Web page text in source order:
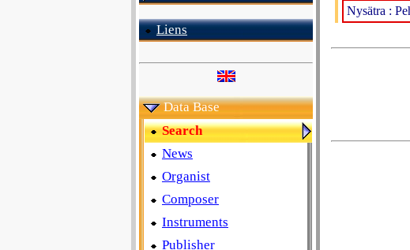
Liens
Data Base
Search
News
Organist
Composer
Instruments
Publisher
Nysätra :